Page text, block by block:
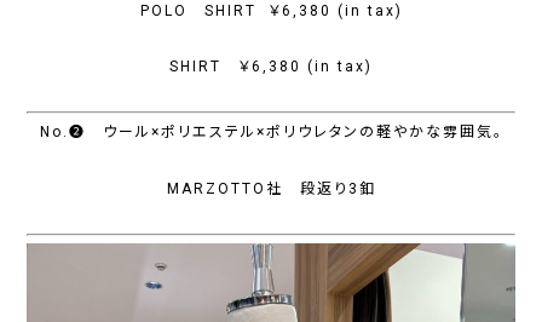
POLO SHIRT ￥6,380 (in tax)
SHIRT ￥6,380 (in tax)
No.❷ ウール×ポリエステル×ポリウレタンの軽やかな雰囲気。
MARZOTTO社 段返り3釦